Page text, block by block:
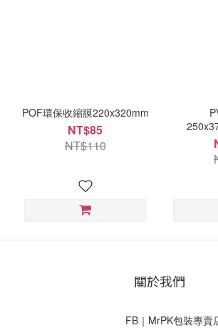
POF環保收縮膜220x320mm
NT$85
NT$110
關於我們
FB｜MrPK包裝專賣